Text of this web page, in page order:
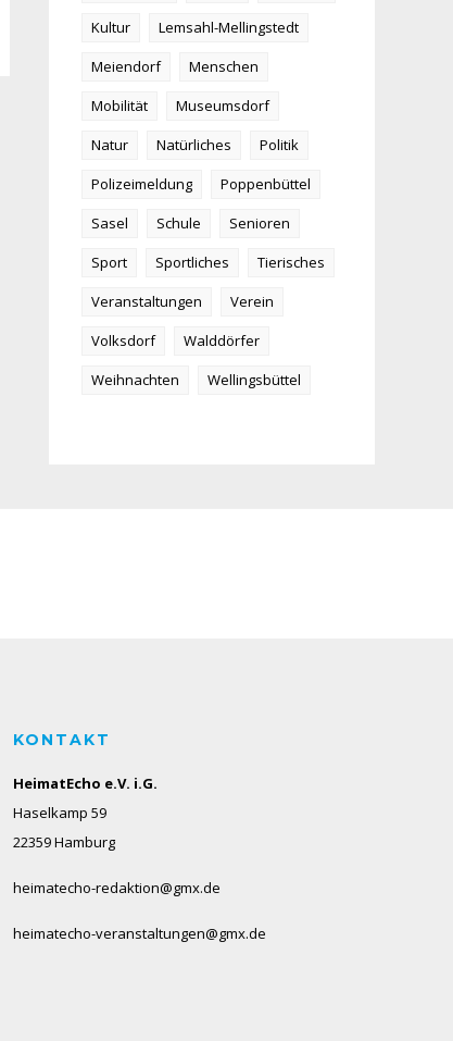
Kultur
Lemsahl-Mellingstedt
Meiendorf
Menschen
Mobilität
Museumsdorf
Natur
Natürliches
Politik
Polizeimeldung
Poppenbüttel
Sasel
Schule
Senioren
Sport
Sportliches
Tierisches
Veranstaltungen
Verein
Volksdorf
Walddörfer
Weihnachten
Wellingsbüttel
KONTAKT
HeimatEcho e.V. i.G.
Haselkamp 59
22359 Hamburg
heimatecho-redaktion@gmx.de
heimatecho-veranstaltungen@gmx.de